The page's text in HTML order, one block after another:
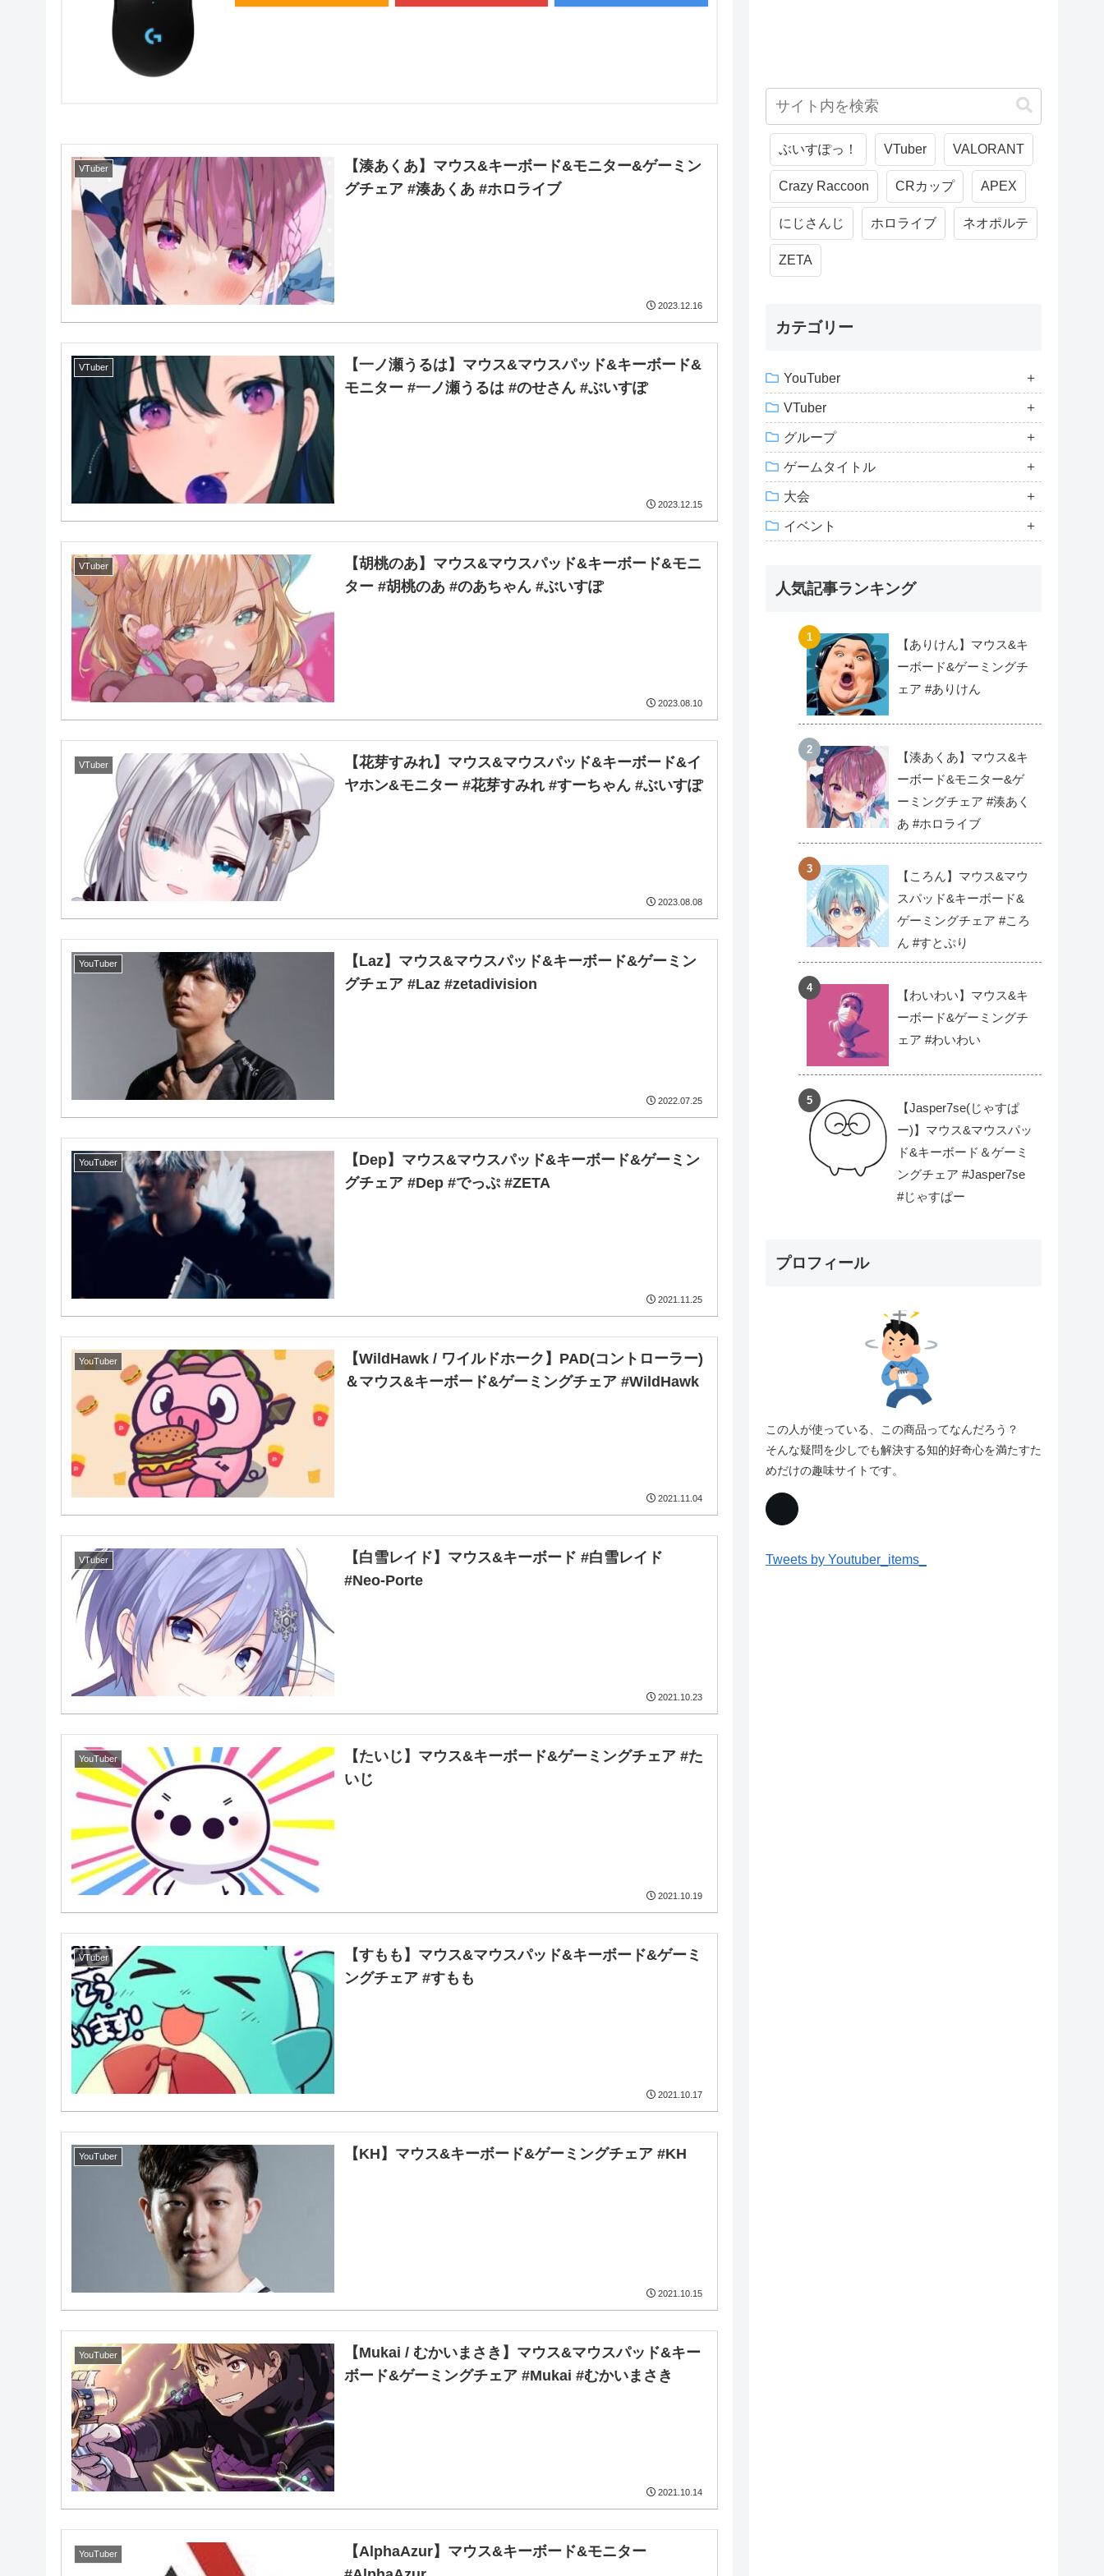
VTuber
【湊あくあ】マウス&キーボード&モニター&ゲーミン
グチェア #湊あくあ #ホロライブ
2023.12.16
VTuber
【一ノ瀬うるは】マウス&マウスパッド&キーボード&
モニター #一ノ瀬うるは #のせさん #ぶいすぽ
2023.12.15
VTuber
【胡桃のあ】マウス&マウスパッド&キーボード&モニ
ター #胡桃のあ #のあちゃん #ぶいすぽ
2023.08.10
VTuber
【花芽すみれ】マウス&マウスパッド&キーボード&イ
ヤホン&モニター #花芽すみれ #すーちゃん #ぶいすぽ
2023.08.08
YouTuber
【Laz】マウス&マウスパッド&キーボード&ゲーミン
グチェア #Laz #zetadivision
2022.07.25
YouTuber
【Dep】マウス&マウスパッド&キーボード&ゲーミン
グチェア #Dep #でっぷ #ZETA
2021.11.25
YouTuber
【WildHawk / ワイルドホーク】PAD(コントローラー)
＆マウス&キーボード&ゲーミングチェア #WildHawk
2021.11.04
VTuber
【白雪レイド】マウス&キーボード #白雪レイド
#Neo-Porte
2021.10.23
YouTuber
【たいじ】マウス&キーボード&ゲーミングチェア #た
いじ
2021.10.19
VTuber
【すもも】マウス&マウスパッド&キーボード&ゲーミ
ングチェア #すもも
2021.10.17
YouTuber 【KH】マウス&キーボード&ゲーミングチェア #KH
2021.10.15
YouTuber
【Mukai / むかいまさき】マウス&マウスパッド&キー
ボード&ゲーミングチェア #Mukai #むかいまさき
2021.10.14
YouTuber
【AlphaAzur】マウス&キーボード&モニター
ぶいすぽっ！ VTuber VALORANT
Crazy Raccoon CRカップ APEX
にじさんじ ホロライブ ネオポルテ
ZETA
カテゴリー
YouTuber
VTuber
グループ
ゲームタイトル
大会
イベント
人気記事ランキング
【ありけん】マウス&キ
ーボード&ゲーミングチ
ェア #ありけん
【湊あくあ】マウス&キ
ーボード&モニター&ゲ
ーミングチェア #湊あく
あ #ホロライブ
【ころん】マウス&マウ
スパッド&キーボード&
ゲーミングチェア #ころ
ん #すとぷり
【わいわい】マウス&キ
ーボード&ゲーミングチ
ェア #わいわい
【Jasper7se(じゃすぱ
ー)】マウス&マウスパッ
ド&キーボード＆ゲーミ
ングチェア #Jasper7se
#じゃすぱー
プロフィール
この人が使っている、この商品ってなんだろう？
そんな疑問を少しでも解決する知的好奇心を満たすた
めだけの趣味サイトです。
Tweets by Youtuber_items_